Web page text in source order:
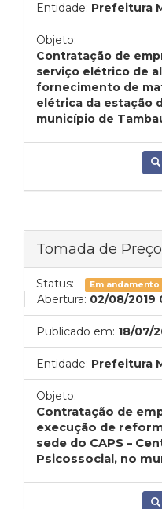
Entidade: Prefeitura
Objeto:
Contratação de
serviço elétrico de
fornecimento de
elétrica da estação
município de
Tomada de
Status: Em andamento
Abertura: 02/08/2019
Publicado em: 18/07/
Entidade: Prefeitura
Objeto:
Contratação de
execução de
sede do CAPS –
Psicossocial, no